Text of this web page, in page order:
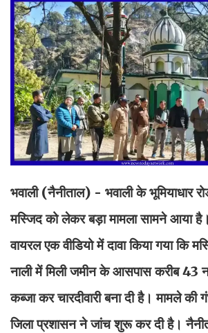
भवाली (नैनीताल) - भवाली के भूमियाधार
मस्जिद को लेकर बड़ा मामला सामने आया
वायरल एक वीडियो में दावा किया गया कि
नाली में मिली जमीन के आसपास करीब 43
कब्जा कर चारदीवारी बना दी है। मामले की
जिला प्रशासन ने जांच शुरू कर दी है।